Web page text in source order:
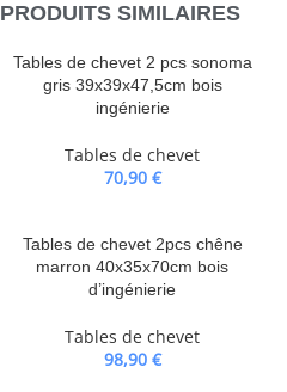
PRODUITS SIMILAIRES
Tables de chevet 2 pcs sonoma
gris 39x39x47,5cm bois
ingénierie
Tables de chevet
70,90 €
Tables de chevet 2pcs chêne
marron 40x35x70cm bois
d’ingénierie
Tables de chevet
98,90 €